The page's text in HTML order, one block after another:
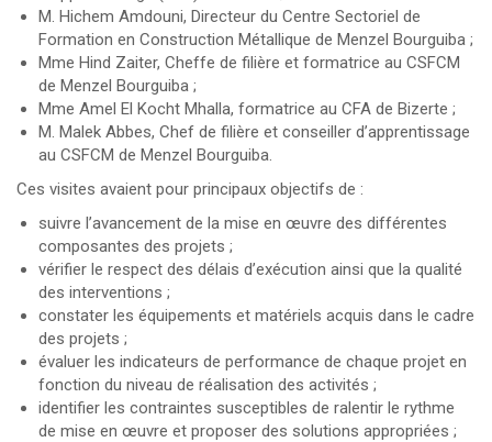
M. Hichem Amdouni, Directeur du Centre Sectoriel de
Formation en Construction Métallique de Menzel Bourguiba ;
Mme Hind Zaiter, Cheffe de filière et formatrice au CSFCM
de Menzel Bourguiba ;
Mme Amel El Kocht Mhalla, formatrice au CFA de Bizerte ;
M. Malek Abbes, Chef de filière et conseiller d’apprentissage
au CSFCM de Menzel Bourguiba.
Ces visites avaient pour principaux objectifs de :
suivre l’avancement de la mise en œuvre des différentes
composantes des projets ;
vérifier le respect des délais d’exécution ainsi que la qualité
des interventions ;
constater les équipements et matériels acquis dans le cadre
des projets ;
évaluer les indicateurs de performance de chaque projet en
fonction du niveau de réalisation des activités ;
identifier les contraintes susceptibles de ralentir le rythme
de mise en œuvre et proposer des solutions appropriées ;